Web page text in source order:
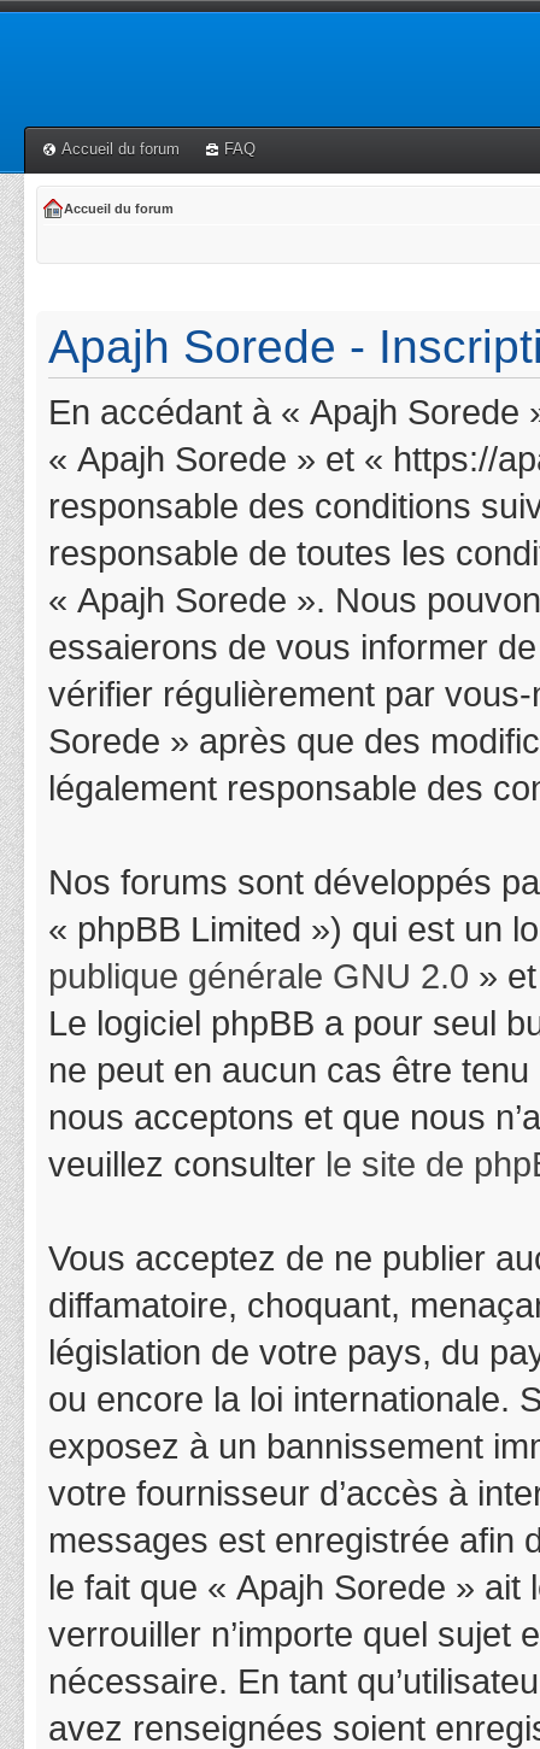
Accueil du forum FAQ
Accueil du forum
Apajh Sorede -
En accédant à « Apajh
« Apajh Sorede » et « https://
responsable des conditions
responsable de toutes les
« Apajh Sorede ». Nous
essaierons de vous informer
vérifier régulièrement par
Sorede » après que des
légalement responsable des
Nos forums sont développés
« phpBB Limited ») qui est un
publique générale GNU 2.0 »
Le logiciel phpBB a pour seul
ne peut en aucun cas être
nous acceptons et que nous
veuillez consulter le site de
Vous acceptez de ne publier
diffamatoire, choquant,
législation de votre pays, du
ou encore la loi internationale.
exposez à un bannissement
votre fournisseur d’accès à
messages est enregistrée afin
le fait que « Apajh Sorede »
verrouiller n’importe quel sujet
nécessaire. En tant
avez renseignées soient